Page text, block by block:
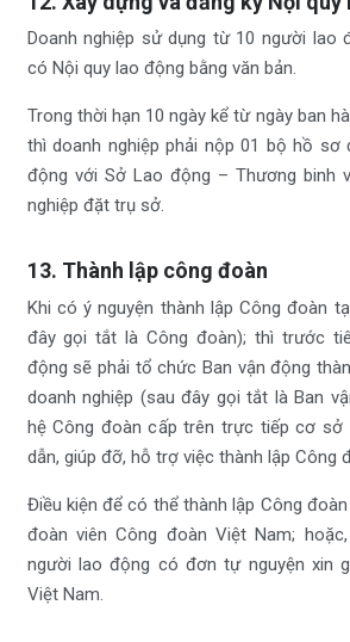
Doanh nghiệp sử dụng từ 10 người lao
có Nội quy lao động bằng văn bản.
Trong thời hạn 10 ngày kể từ ngày ban
thì doanh nghiệp phải nộp 01 bộ hồ sơ
động với Sở Lao động – Thương binh
nghiệp đặt trụ sở.
13. Thành lập công đoàn
Khi có ý nguyện thành lập Công đoàn
đây gọi tắt là Công đoàn); thì trước
động sẽ phải tổ chức Ban vận động
doanh nghiệp (sau đây gọi tắt là Ban
hệ Công đoàn cấp trên trực tiếp cơ sở
dẫn, giúp đỡ, hỗ trợ việc thành lập Công
Điều kiện để có thể thành lập Công
đoàn viên Công đoàn Việt Nam;
người lao động có đơn tự nguyện xin
Việt Nam.